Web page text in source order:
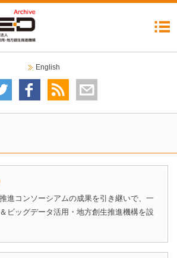
English
推進委員会
進コンソーシアムの成果を引き継いで、一
ビッグデータ活用・地方創生推進機構を設